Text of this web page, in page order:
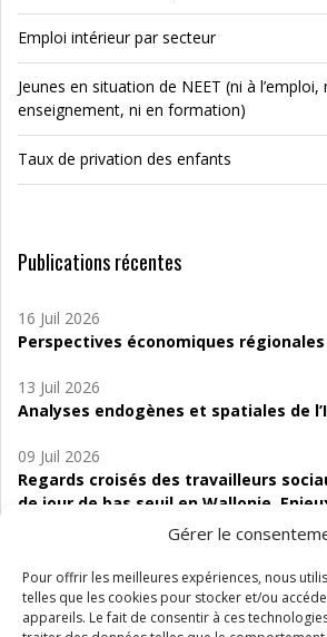
Gérer le
Pour offrir les meilleures expériences, nous
telles que les cookies pour stocker et/ou
appareils. Le fait de consentir à ces
Emploi intérieur par secteur
Jeunes en situation de NEET (ni à l’emploi,
enseignement, ni en formation)
Taux de privation des enfants
Publications récentes
16 Juil 2026
Perspectives économiques régionales
13 Juil 2026
Analyses endogènes et spatiales de
09 Juil 2026
Regards croisés des travailleurs
de jour de bas seuil en Wallonie.
06 Juil 2026
Étude d’évaluabilité des Structures
d’accompagnement à l’autocréation